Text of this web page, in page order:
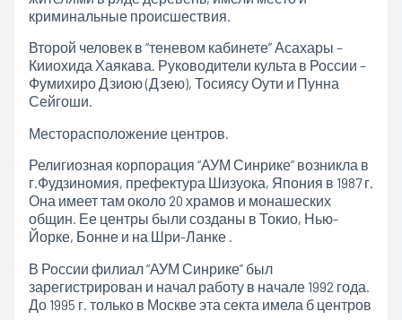
криминальные происшествия.
Второй человек в “теневом кабинете” Асахары –
Кииохида Хаякава. Руководители культа в России –
Фумихиро Дзиою (Дзею), Тосиясу Оути и Пунна
Сейгоши.
Месторасположение центров.
Религиозная корпорация “АУМ Синрике” возникла в
г.Фудзиномия, префектура Шизуока, Япония в 1987 г.
Она имеет там около 20 храмов и монашеских
общин. Ее центры были созданы в Токио, Нью-
Йорке, Бонне и на Шри-Ланке .
В России филиал “АУМ Синрике” был
зарегистрирован и начал работу в начале 1992 года.
До 1995 г. только в Москве эта секта имела б центров